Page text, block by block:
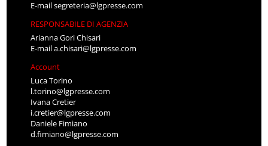
E-mailsegreteria@lgpresse.com
RESPONSABILE DI AGENZIA
Arianna Gori Chisari
E-maila.chisari@lgpresse.com
Account
Luca Torino
l.torino@lgpresse.com
Ivana Cretier
i.cretier@lgpresse.com
Daniele Fimiano
d.fimiano@lgpresse.com